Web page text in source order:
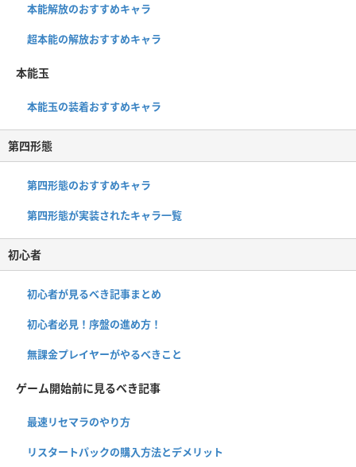
本能解放のおすすめキャラ
超本能の解放おすすめキャラ
本能玉
本能玉の装着おすすめキャラ
第四形態
第四形態のおすすめキャラ
第四形態が実装されたキャラ一覧
初心者
初心者が見るべき記事まとめ
初心者必見！序盤の進め方！
無課金プレイヤーがやるべきこと
ゲーム開始前に見るべき記事
最速リセマラのやり方
リスタートパックの購入方法とデメリット